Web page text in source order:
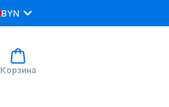
BYN
Корзина